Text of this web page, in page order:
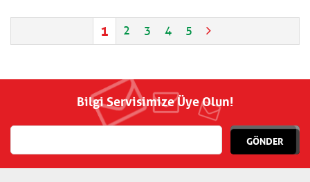
1 2 3 4 5
Bilgi Servisimize Üye Olun!
GÖNDER